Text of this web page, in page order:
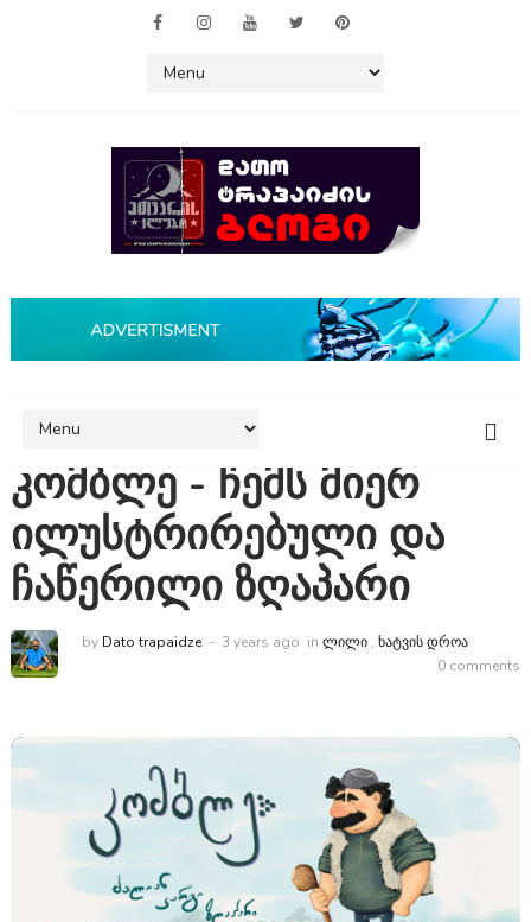
კომბლე - ჩემს მიერ
ილუსტრირებული და
ჩაწერილი ზღაპარი
by Dato trapaidze 3 years ago in ᲚᲘᲚᲘ, ᲮᲐᲢᲕᲘᲡ ᲓᲠᲝᲐ
0 comments